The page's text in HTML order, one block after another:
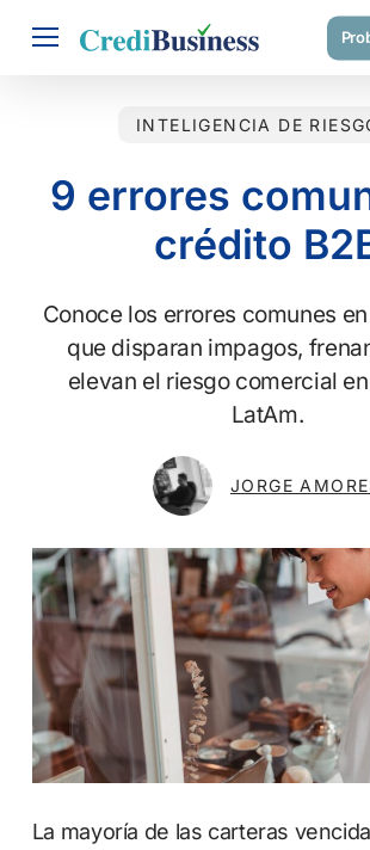
Menu
INTELIGENCIA DE
9 errores
crédito
Conoce los errores comunes
que disparan impagos,
elevan el riesgo comercial
LatAm.
JORGE
La mayoría de las carteras